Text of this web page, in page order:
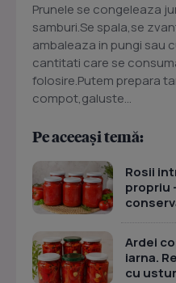
Prunele se congeleaza
samburi.Se spala,se
ambaleaza in pungi sau
cantitati care se
folosire.Putem prepara
compot,galuste...
Pe aceeași temă:
Rosii
propriu
Ardei
iarna.
cu